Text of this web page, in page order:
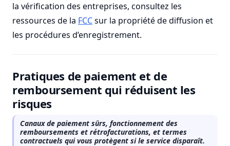
la vérification des entreprises, consultez les
ressources de la FCCsur la propriété de diffusion et
les procédures d’enregistrement.
Pratiques de paiement et de
remboursement qui réduisent les
risques
Canaux de paiement sûrs, fonctionnement des
remboursements et rétrofacturations, et termes
contractuels qui vous protègent si le service disparaît.